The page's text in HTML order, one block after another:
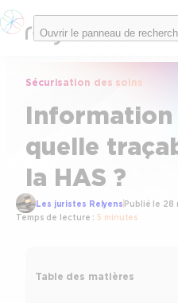
Aller
au
Ouvrir le panneau de
Sécurisation des soins
quelle
la HAS ?
Les juristes Relyens Publié le 28
Temps de lecture :5 minutes
Table des matières